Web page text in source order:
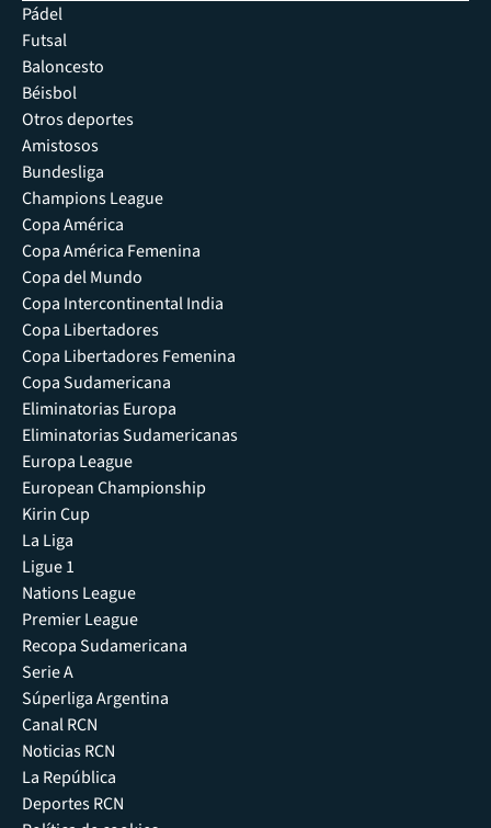
Pádel
Futsal
Baloncesto
Béisbol
Otros deportes
Amistosos
Bundesliga
Champions League
Copa América
Copa América Femenina
Copa del Mundo
Copa Intercontinental India
Copa Libertadores
Copa Libertadores Femenina
Copa Sudamericana
Eliminatorias Europa
Eliminatorias Sudamericanas
Europa League
European Championship
Kirin Cup
La Liga
Ligue 1
Nations League
Premier League
Recopa Sudamericana
Serie A
Súperliga Argentina
Canal RCN
Noticias RCN
La República
Deportes RCN